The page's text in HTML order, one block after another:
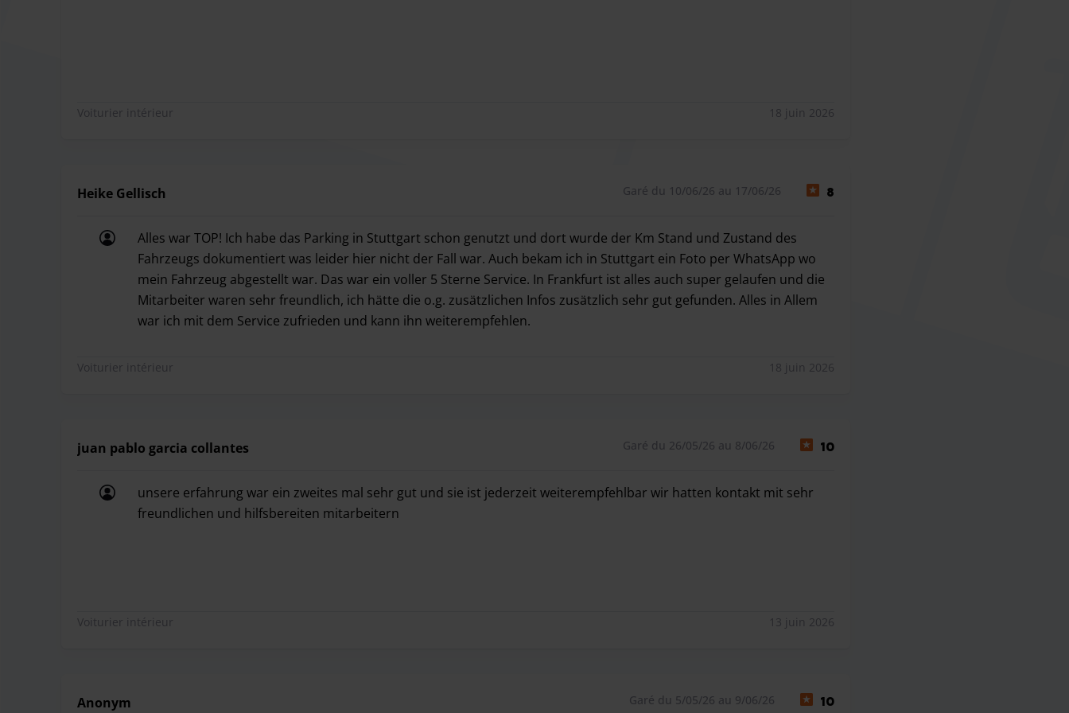
Voiturier intérieur 18 juin 2026
Heike Gellisch Garé du 10/06/26 au 17/06/26 8
Alles war TOP! Ich habe das Parking in Stuttgart schon genutzt und dort wurde der Km Stand und Zustand des
Fahrzeugs dokumentiert was leider hier nicht der Fall war. Auch bekam ich in Stuttgart ein Foto per WhatsApp wo
mein Fahrzeug abgestellt war. Das war ein voller 5 Sterne Service. In Frankfurt ist alles auch super gelaufen und die
Mitarbeiter waren sehr freundlich, ich hätte die o.g. zusätzlichen Infos zusätzlich sehr gut gefunden. Alles in Allem
war ich mit dem Service zufrieden und kann ihn weiterempfehlen.
Voiturier intérieur 18 juin 2026
juan pablo garcia collantes Garé du 26/05/26 au 8/06/26 10
unsere erfahrung war ein zweites mal sehr gut und sie ist jederzeit weiterempfehlbar wir hatten kontakt mit sehr
freundlichen und hilfsbereiten mitarbeitern
Voiturier intérieur 13 juin 2026
Anonym Garé du 5/05/26 au 9/06/26 10